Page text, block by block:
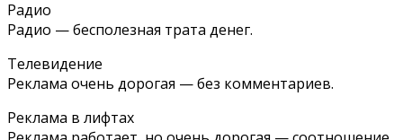
Радио
Радио — бесполезная трата денег.
Телевидение
Реклама очень дорогая — без комментариев.
Реклама в лифтах